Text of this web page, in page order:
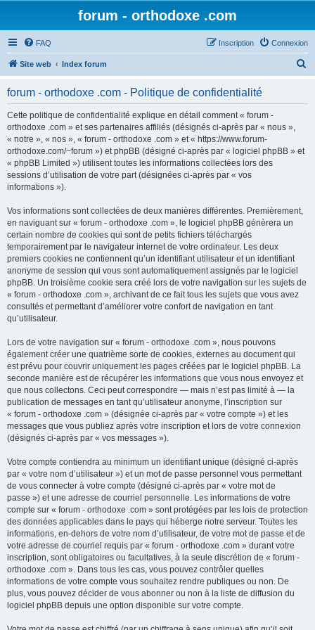
forum - orthodoxe .com
FAQ Connexion
Inscription
Site web Index forum
forum - orthodoxe .com - Politique de confidentialité
Cette politique de confidentialité explique en détail comment « forum -
orthodoxe .com » et ses partenaires affiliés (désignés ci-après par « nous »,
« notre », « nos », « forum - orthodoxe .com » et « https://www.forum-
orthodoxe.com/~forum ») et phpBB (désigné ci-après par « logiciel phpBB » et
« phpBB Limited ») utilisent toutes les informations collectées lors des
sessions d’utilisation de votre part (désignées ci-après par « vos
informations »).
Vos informations sont collectées de deux manières différentes. Premièrement,
en naviguant sur « forum - orthodoxe .com », le logiciel phpBB génèrera un
certain nombre de cookies qui sont de petits fichiers téléchargés
temporairement par le navigateur internet de votre ordinateur. Les deux
premiers cookies ne contiennent qu’un identifiant utilisateur et un identifiant
anonyme de session qui vous sont automatiquement assignés par le logiciel
phpBB. Un troisième cookie sera créé lors de votre navigation sur les sujets de
« forum - orthodoxe .com », archivant de ce fait tous les sujets que vous avez
consultés et permettant d’améliorer votre confort de navigation en tant
qu’utilisateur.
Lors de votre navigation sur « forum - orthodoxe .com », nous pouvons
également créer une quatrième sorte de cookies, externes au document qui
est prévu pour couvrir uniquement les pages créées par le logiciel phpBB. La
seconde manière est de récupérer les informations que vous nous envoyez et
que nous collectons. Ceci peut correspondre — mais n’est pas limité à — la
publication de messages en tant qu’utilisateur anonyme, l’inscription sur
« forum - orthodoxe .com » (désignée ci-après par « votre compte ») et les
messages que vous publiez après votre inscription et lors de votre connexion
(désignés ci-après par « vos messages »).
Votre compte contiendra au minimum un identifiant unique (désigné ci-après
par « votre nom d’utilisateur ») et un mot de passe personnel vous permettant
de vous connecter à votre compte (désigné ci-après par « votre mot de
passe ») et une adresse de courriel personnelle. Les informations de votre
compte sur « forum - orthodoxe .com » sont protégées par les lois de protection
des données applicables dans le pays qui héberge notre serveur. Toutes les
informations, en-dehors de votre nom d’utilisateur, de votre mot de passe et de
votre adresse de courriel requis par « forum - orthodoxe .com » durant votre
inscription, sont obligatoires ou facultatives, à la seule discrétion de « forum -
orthodoxe .com ». Dans tous les cas, vous pouvez contrôler quelles
informations de votre compte vous souhaitez rendre publiques ou non. De
plus, vous pouvez décider de vous abonner ou non à la liste de diffusion du
logiciel phpBB depuis une option disponible sur votre compte.